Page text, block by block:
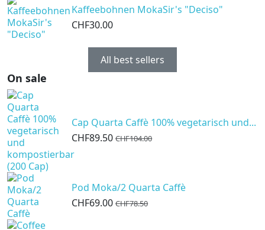
Kaffeebohnen MokaSir's "Deciso"
CHF30.00
All best sellers
On sale
Cap Quarta Caffè 100% vegetarisch und...
CHF89.50 CHF104.00
Pod Moka/2 Quarta Caffè
CHF69.00 CHF78.50